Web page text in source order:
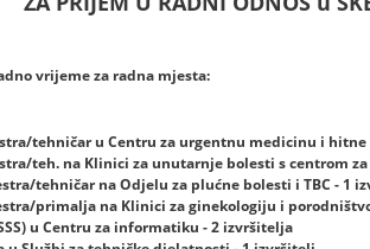
vrijeme za radna mjesta:
tehničar u Centru za urgentnu medicinu i
teh. na Klinici za unutarnje bolesti s centrom
tehničar na Odjelu za plućne bolesti i TBC - 1
primalja na Klinici za ginekologiju i
u Centru za informatiku - 2 izvršitelja